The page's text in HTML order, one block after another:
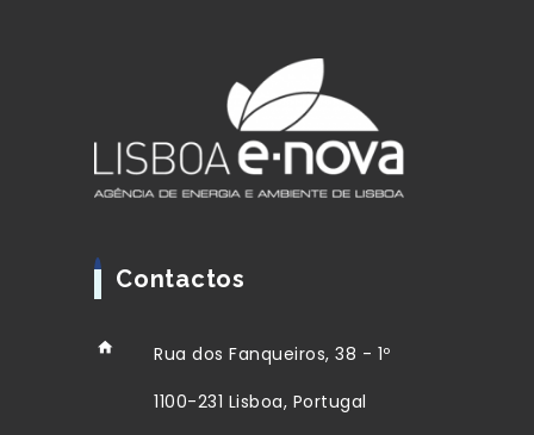
Contactos
Rua dos Fanqueiros, 38 - 1º
1100-231 Lisboa, Portugal